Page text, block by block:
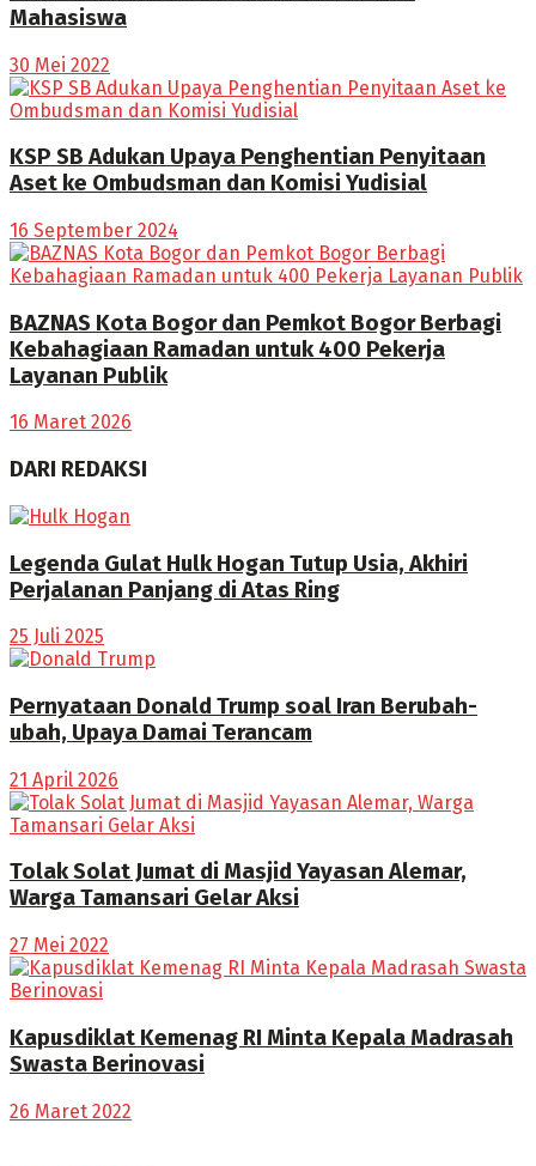
Mahasiswa
30 Mei 2022
KSP SB Adukan Upaya Penghentian Penyitaan
Aset ke Ombudsman dan Komisi Yudisial
16 September 2024
BAZNAS Kota Bogor dan Pemkot Bogor Berbagi
Kebahagiaan Ramadan untuk 400 Pekerja
Layanan Publik
16 Maret 2026
DARI REDAKSI
Legenda Gulat Hulk Hogan Tutup Usia, Akhiri
Perjalanan Panjang di Atas Ring
25 Juli 2025
Pernyataan Donald Trump soal Iran Berubah-
ubah, Upaya Damai Terancam
21 April 2026
Tolak Solat Jumat di Masjid Yayasan Alemar,
Warga Tamansari Gelar Aksi
27 Mei 2022
Kapusdiklat Kemenag RI Minta Kepala Madrasah
Swasta Berinovasi
26 Maret 2022